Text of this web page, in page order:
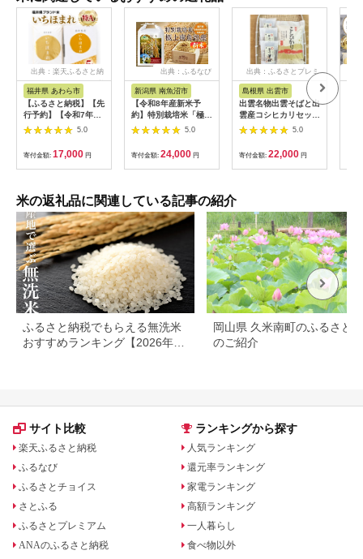
出典：楽天ふるさと納
税
福井県 あわら市
【ふるさと納税】【先
行予約】【令和7年
産】いちほまれ 精米
5kg 《ギフトにもお
すすめ！化粧箱入り》
／ 福井県産 ブランド
米 白米 贈り物 お取り
旬以降順次発送予定
5.0
寄付金額: 17,000 円
出典：ふるなび
新潟県 南魚沼市
【令和8年産新米予
約】特別栽培米「極上
南魚沼産コシヒカリ」
（有機肥料、8割減農
薬栽培）玄米5ｋｇ
【銘柄米 ブランド米
玄米 こしひかり コシ
米】【2026年10月上
旬より1ヶ月以内に順
次発送予定】
5.0
寄付金額: 24,000 円
出典：ふるさとプレミ
アム
島根県 出雲市
出雲名物出雲そばと出
雲産コシヒカリセット
322032_EH0025.0
寄付金額: 22,000 円
米の返礼品に関連している記事の紹介
ふるさと納税でもらえる無洗米
おすすめランキング【2026年最
岡山県 久米南町のふるさと
のご紹介
サイト比較
楽天ふるさと納税
ふるなび
ふるさとチョイス
さとふる
ふるさとプレミアム
ANAのふるさと納税
ランキングから探す
人気ランキング
還元率ランキング
家電ランキング
高額ランキング
一人暮らし
食べ物以外